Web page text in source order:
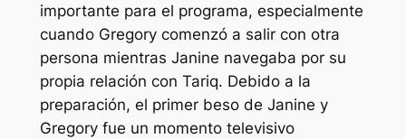
importante para el programa, especialmente
cuando Gregory comenzó a salir con otra
persona mientras Janine navegaba por su
propia relación con Tariq. Debido a la
preparación, el primer beso de Janine y
Gregory fue un momento televisivo